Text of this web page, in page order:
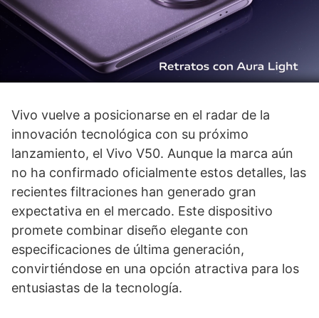
Vivo vuelve a posicionarse en el radar de la
innovación tecnológica con su próximo
lanzamiento, el Vivo V50. Aunque la marca aún
no ha confirmado oficialmente estos detalles, las
recientes filtraciones han generado gran
expectativa en el mercado. Este dispositivo
promete combinar diseño elegante con
especificaciones de última generación,
convirtiéndose en una opción atractiva para los
entusiastas de la tecnología.